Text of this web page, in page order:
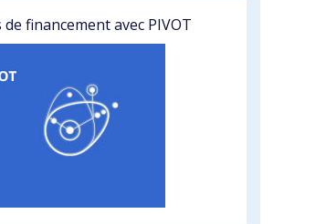
de financement avec PIVOT